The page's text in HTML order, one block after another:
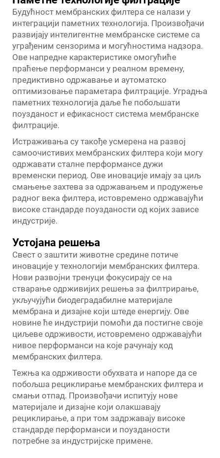
Будућност мембранских филтера се налази у
интеграцији паметних технологија. Произвођачи
развијају интелигентне мембранске системе са
уграђеним сензорима и могућностима надзора.
Ове напредне карактеристике омогућиће
праћење перформанси у реалном времену,
предиктивно одржавање и аутоматско
оптимизовање параметара филтрације. Уградња
паметних технологија даље ће побољшати
поузданост и ефикасност система мембранске
филтрације.
Истраживања су такође усмерена на развој
самоочистивих мембранских филтера који могу
одржавати сталне перформансе дужи
временски период. Ове иновације имају за циљ
смањење захтева за одржавањем и продужење
радног века филтера, истовремено одржавајући
високе стандарде поузданости од којих зависе
индустрије.
Устојана решења
Свест о заштити животне средине потиче
иновације у технологији мембранских филтера.
Нови развојни тренуци фокусирају се на
стварање одрживијих решења за филтрирање,
укључујући биодеградабилне материјале
мембрана и дизајне који штеде енергију. Ове
новине ће индустрији помоћи да постигне своје
циљеве одрживости, истовремено одржавајући
нивое перформанси на које рачунају код
мембранских филтера.
Тежња ка одрживости обухвата и напоре да се
побољша рециклирање мембранских филтера и
смањи отпад. Произвођачи испитују нове
материјале и дизајне који олакшавају
рециклирање, а при том задржавају високе
стандарде перформанси и поузданости
потребне за индустријске примене.